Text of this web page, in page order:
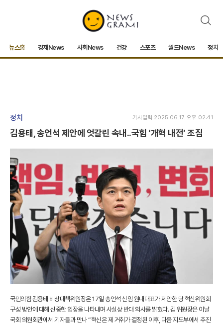
검
뉴스홈 경제News 사회News 건강 스포츠 월드News 정치
정치
김용태, 송언석 제안에 엇갈린 속내..국힘 ‘개혁 내전’ 조짐
기사입력 2025.06.17. 오후 02:41
국민의힘 김용태 비상대책위원장은 17일 송언석 신임 원내대표가 제안한 당 혁신위원회
구성 방안에 대해 신중한 입장을 나타내며 사실상 반대 의사를 밝혔다. 김 위원장은 이날
국회 의원회관에서 기자들과 만나 “혁신은 제 거취가 결정된 이후, 다음 지도부에서 추진